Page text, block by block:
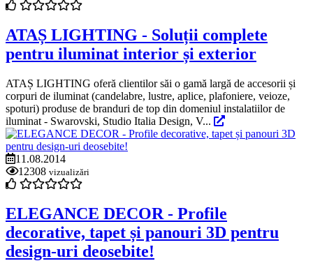
ATAȘ LIGHTING - Soluții complete
pentru iluminat interior și exterior
ATAȘ LIGHTING oferă clientilor săi o gamă largă de accesorii și
corpuri de iluminat (candelabre, lustre, aplice, plafoniere, veioze,
spoturi) produse de branduri de top din domeniul instalatiilor de
iluminat - Swarovski, Studio Italia Design, V...
11.08.2014
12308 vizualizări
ELEGANCE DECOR - Profile
decorative, tapet și panouri 3D pentru
design-uri deosebite!